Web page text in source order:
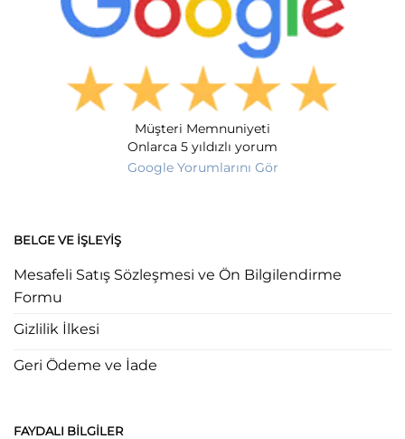
Müşteri Memnuniyeti
Onlarca 5 yıldızlı yorum
Google Yorumlarını Gör
BELGE VE İŞLEYIŞ
Mesafeli Satış Sözleşmesi ve Ön Bilgilendirme
Formu
Gizlilik İlkesi
Geri Ödeme ve İade
FAYDALI BILGILER